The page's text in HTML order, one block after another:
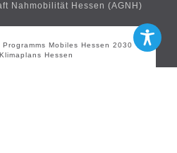
Nahmobilität Hessen (AGNH)
Mobiles Hessen 2030
Hessen